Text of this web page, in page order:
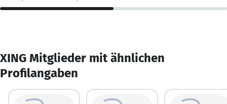
XING Mitglieder mit ähnlichen
Profilangaben